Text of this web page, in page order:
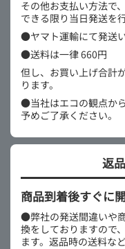
その他お支払い方法で
できる限り当日発送を
●ヤマト運輸にて発送い
●送料は一律 660円
但し、お買い上げ合計
ります。
●当社はエコの観点か
予めご了承ください。
返
商品到着後すぐに
●弊社の発送間違いや
換をしておりますので
ます。返品時の送料な